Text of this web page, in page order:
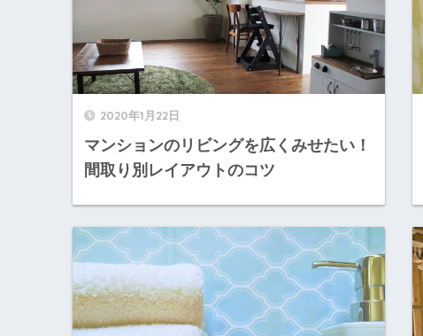
2020年1月22日
マンションのリビングを広くみせたい！
間取り別レイアウトのコツ